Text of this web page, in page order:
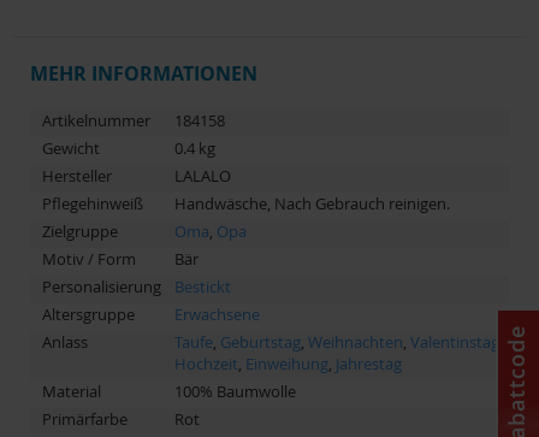
MEHR INFORMATIONEN
Artikelnummer
184158
Gewicht
0.4 kg
Hersteller
LALALO
Pflegehinweiß
Handwäsche, Nach Gebrauch reinigen.
Zielgruppe
Oma, Opa
Motiv / Form
Bär
Personalisierung
Bestickt
Altersgruppe
Erwachsene
Anlass
Taufe, Geburtstag, Weihnachten, Valentinstag
Hochzeit, Einweihung, Jahrestag
Material
100% Baumwolle
Primärfarbe
Rot
Rabattcode